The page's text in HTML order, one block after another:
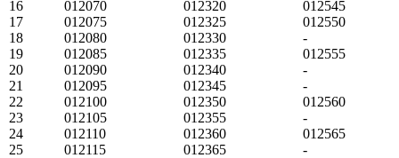
16
012070 012320
012545
17
012075 012325
012550
18
012080 012330
-
19
012085 012335
012555
20
012090 012340
-
21
012095 012345
-
22
012100 012350
012560
23
012105 012355
-
24
012110 012360
012565
25
012115 012365
-